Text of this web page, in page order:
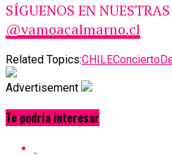
SÍGUENOS EN NUESTRAS
@vamoacalmarno.cl
Related Topics:CHILEConcierto
Advertisement
Te podría interesar